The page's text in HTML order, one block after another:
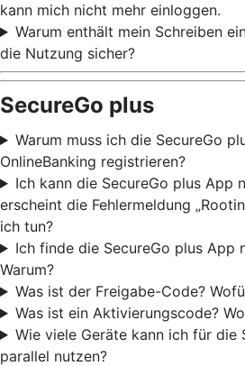
kann mich nicht mehr einloggen.
Warum enthält mein Schreiben
die Nutzung sicher?
SecureGo plus
Warum muss ich die SecureGo
OnlineBanking registrieren?
Ich kann die SecureGo plus App
erscheint die Fehlermeldung
ich tun?
Ich finde die SecureGo plus App
Warum?
Was ist der Freigabe-Code?
Was ist ein Aktivierungscode?
Wie viele Geräte kann ich für die
parallel nutzen?